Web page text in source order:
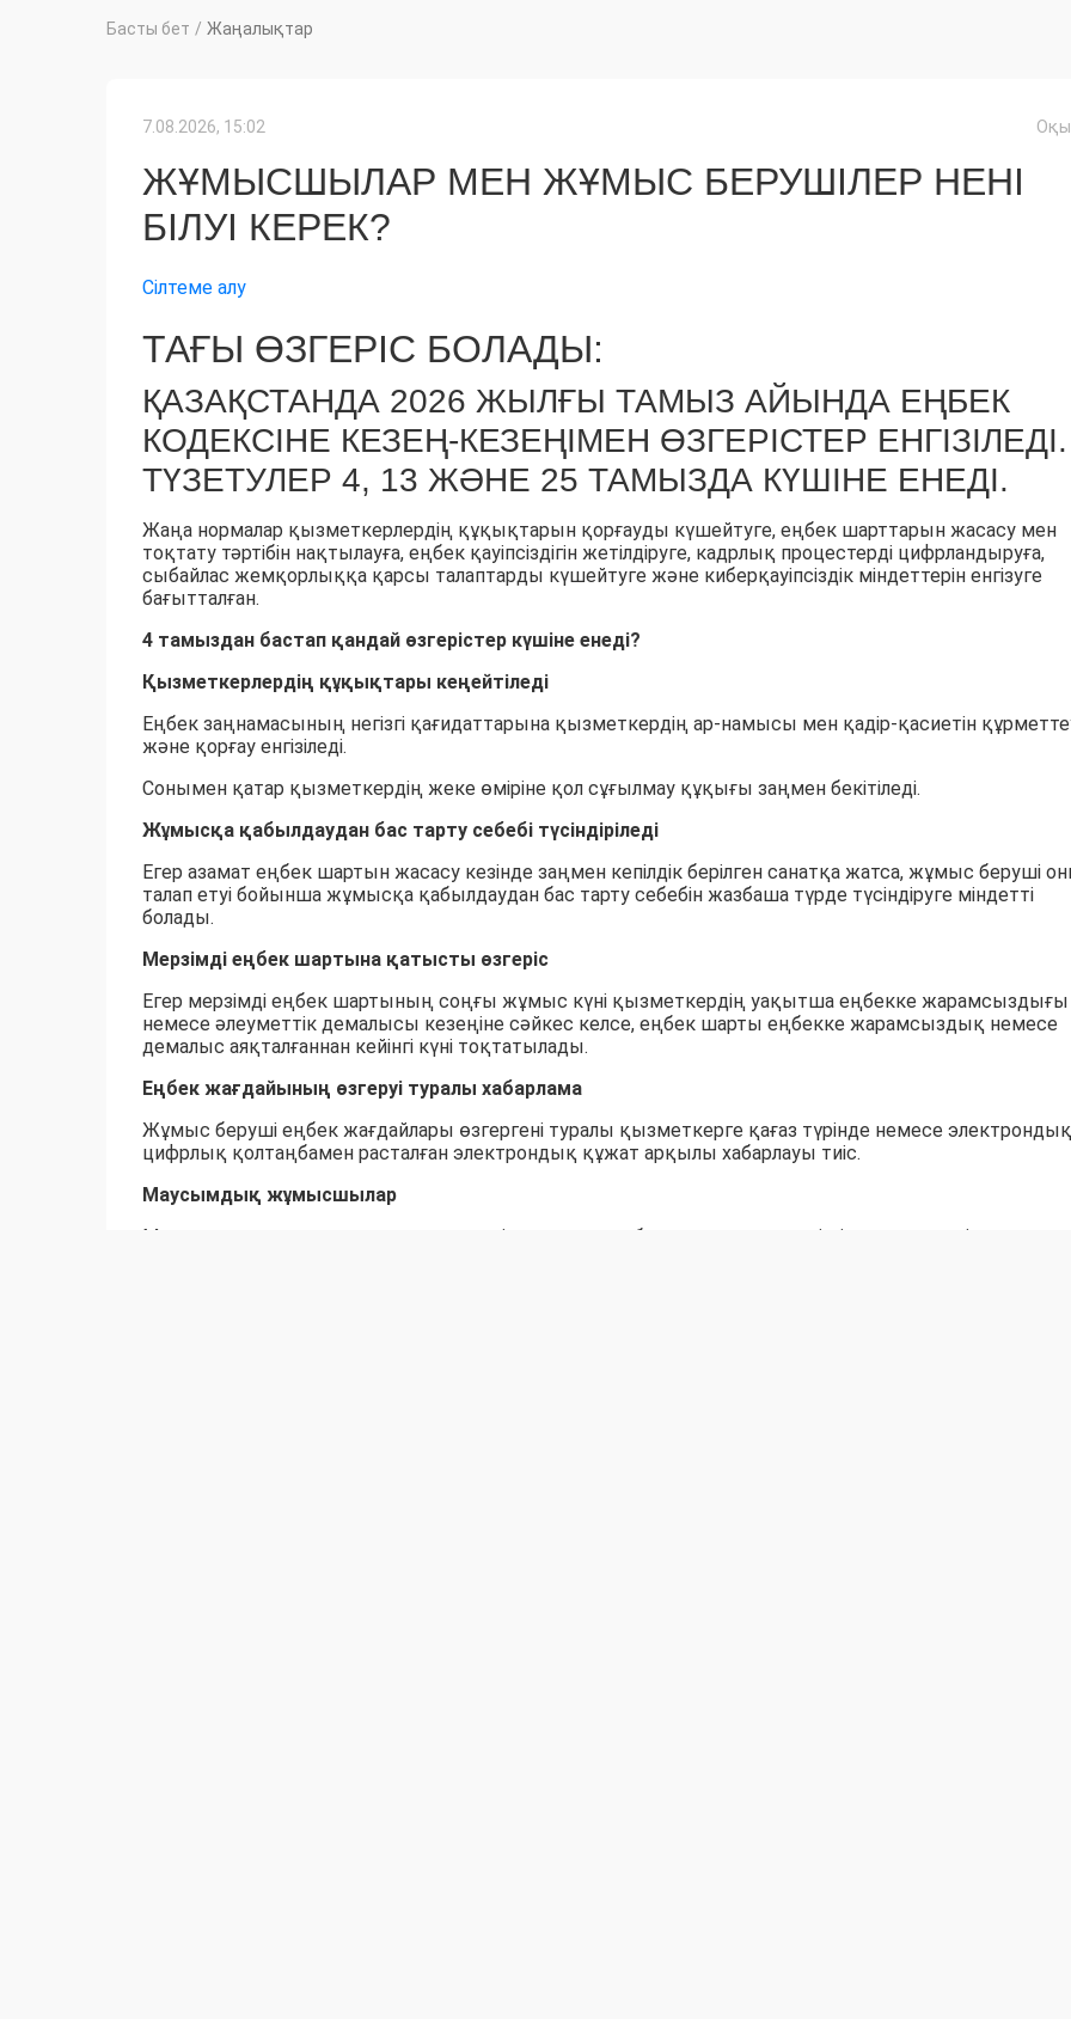
Басты бет / Жаңалықтар
7.08.2026, 15:02
ЖҰМЫСШЫЛАР МЕН ЖҰМЫС БЕРУШІЛЕР НЕНІ
БІЛУІ КЕРЕК?
Сілтеме алу
ТАҒЫ ӨЗГЕРІС БОЛАДЫ:
ҚАЗАҚСТАНДА 2026 ЖЫЛҒЫ ТАМЫЗ АЙЫНДА ЕҢБЕК
КОДЕКСІНЕ КЕЗЕҢ-КЕЗЕҢІМЕН ӨЗГЕРІСТЕР ЕНГІЗІЛЕДІ.
ТҮЗЕТУЛЕР 4, 13 ЖӘНЕ 25 ТАМЫЗДА КҮШІНЕ ЕНЕДІ.
Жаңа нормалар қызметкерлердің құқықтарын қорғауды күшейтуге, еңбек шарттарын жасасу мен
тоқтату тәртібін нақтылауға, еңбек қауіпсіздігін жетілдіруге, кадрлық процестерді цифрландыруға,
сыбайлас жемқорлыққа қарсы талаптарды күшейтуге және киберқауіпсіздік міндеттерін енгізуге
бағытталған.
4 тамыздан бастап қандай өзгерістер күшіне енеді?
Қызметкерлердің құқықтары кеңейтіледі
Еңбек заңнамасының негізгі қағидаттарына қызметкердің ар-намысы мен қадір-қасиетін
және қорғау енгізіледі.
Сонымен қатар қызметкердің жеке өміріне қол сұғылмау құқығы заңмен бекітіледі.
Жұмысқа қабылдаудан бас тарту себебі түсіндіріледі
Егер азамат еңбек шартын жасасу кезінде заңмен кепілдік берілген санатқа жатса, жұмыс беруші
талап етуі бойынша жұмысқа қабылдаудан бас тарту себебін жазбаша түрде түсіндіруге міндетті
болады.
Мерзімді еңбек шартына қатысты өзгеріс
Егер мерзімді еңбек шартының соңғы жұмыс күні қызметкердің уақытша еңбекке жарамсыздығы
немесе әлеуметтік демалысы кезеңіне сәйкес келсе, еңбек шарты еңбекке жарамсыздық немесе
демалыс аяқталғаннан кейінгі күні тоқтатылады.
Еңбек жағдайының өзгеруі туралы хабарлама
Жұмыс беруші еңбек жағдайлары өзгергені туралы қызметкерге қағаз түрінде немесе электрондық
цифрлық қолтаңбамен расталған электрондық құжат арқылы хабарлауы тиіс.
Маусымдық жұмысшылар
Маусымдық жұмыстарды орындау үшін жасалған еңбек шарттарына негізгі қызметкердің